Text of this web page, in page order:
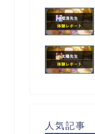
人気記事